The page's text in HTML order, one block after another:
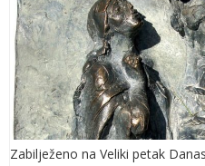
Zabilježeno na Veliki petak